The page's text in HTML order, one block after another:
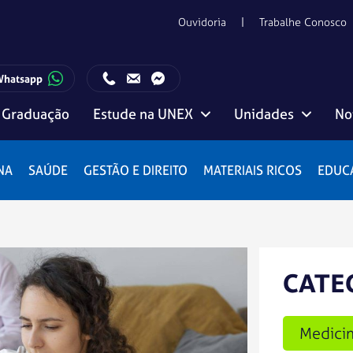
Ouvidoria Trabalhe Conosco
Graduação Estude na UNEX Unidades
SAÚDE GESTÃO E DIREITO MATERIAIS RICOS